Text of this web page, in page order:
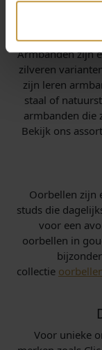
die mooi
Armbanden zijn
zilveren
zijn leren
staal of
armbanden die
Bekijk ons
Oorbellen zijn
studs die
voor een
oorbellen in
collectie
Voor unieke